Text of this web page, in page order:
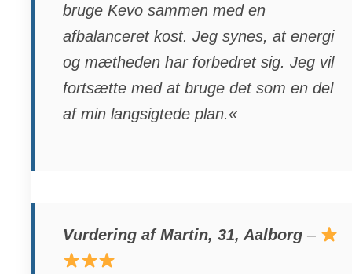
bruge Kevo sammen med en
afbalanceret kost. Jeg synes, at energi
og mætheden har forbedret sig. Jeg vil
fortsætte med at bruge det som en del
af min langsigtede plan.«
Vurdering af Martin, 31, Aalborg –